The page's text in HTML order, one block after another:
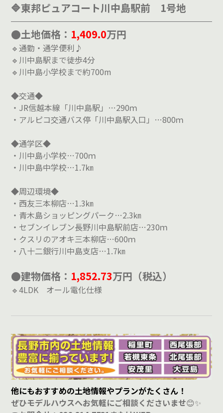
🔷東邦ピュアコート川中島駅前 1号地
●土地価格： 1,409.0万円
🔹通勤・通学便利♪
🔹川中島駅まで徒歩4分
🔹川中島小学校まで約700m
◆交通◆
・JR信越本線「川中島駅」…290ｍ
・アルピコ交通バス停「川中島駅入口」…800ｍ
◆通学区◆
・川中島小学校…700ｍ
・川中島中学校…1.7㎞
◆周辺環境◆
・西友三本柳店…1.3㎞
・青木島ショッピングパーク…2.3㎞
・セブンイレブン長野川中島駅前店…230ｍ
・クスリのアオキ三本柳店…600ｍ
・八十二銀行川中島支店…1.7㎞
●建物価格： 1,852.73万円（税込）
🔹4LDK オール電化仕様
他にもおすすめの土地情報やプランがたくさん！
ぜひモデルハウスへお気軽にご相談くださいませ😊✨